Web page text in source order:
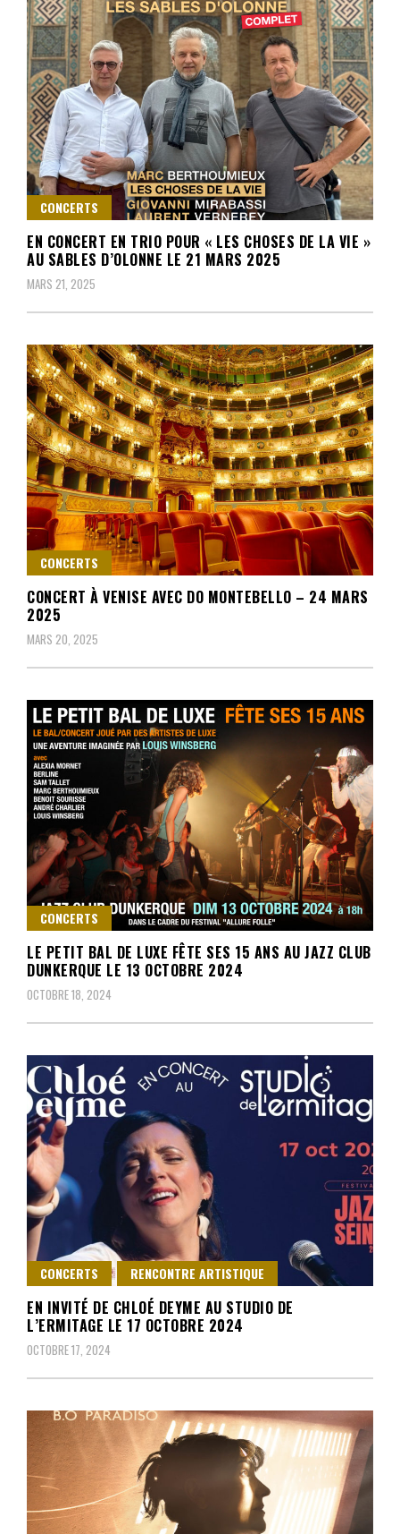
CONCERTS
EN CONCERT EN TRIO POUR « LES CHOSES DE LA VIE »
AU SABLES D’OLONNE LE 21 MARS 2025
MARS 21, 2025
CONCERTS
CONCERT À VENISE AVEC DO MONTEBELLO – 24 MARS
2025
MARS 20, 2025
CONCERTS
LE PETIT BAL DE LUXE FÊTE SES 15 ANS AU JAZZ CLUB
DUNKERQUE LE 13 OCTOBRE 2024
OCTOBRE 18, 2024
CONCERTS RENCONTRE ARTISTIQUE
EN INVITÉ DE CHLOÉ DEYME AU STUDIO DE
L’ERMITAGE LE 17 OCTOBRE 2024
OCTOBRE 17, 2024